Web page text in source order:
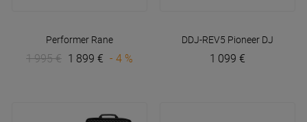
Performer Rane
1 995 € 1 899 € - 4 %
DDJ-REV5 Pioneer DJ
1 099 €